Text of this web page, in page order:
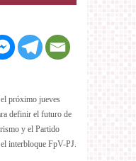
próximo jueves
definir el futuro de
y el Partido
interbloque FpV-PJ.